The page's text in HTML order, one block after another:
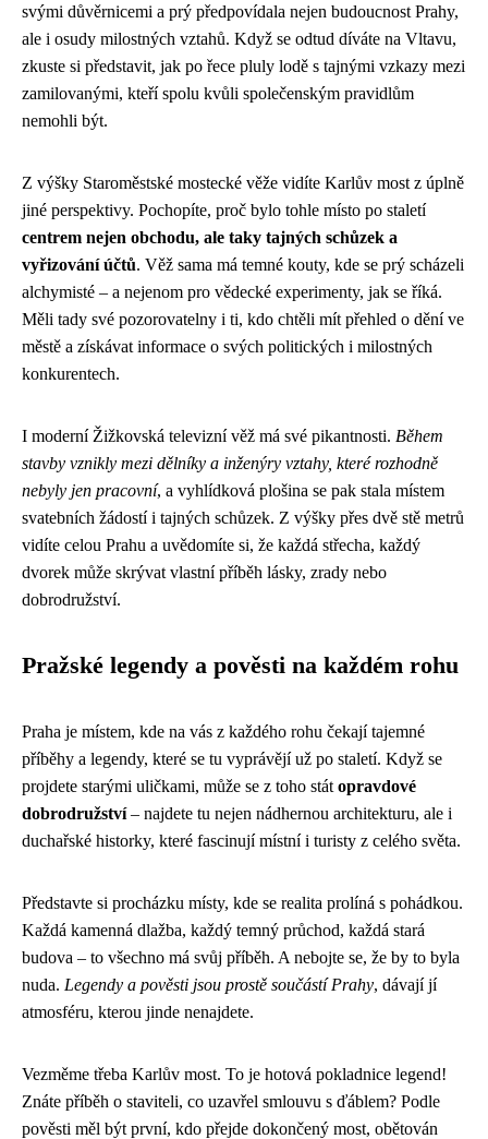
svými důvěrnicemi a prý předpovídala nejen budoucnost Prahy,
ale i osudy milostných vztahů. Když se odtud díváte na Vltavu,
zkuste si představit, jak po řece pluly lodě s tajnými vzkazy mezi
zamilovanými, kteří spolu kvůli společenským pravidlům
nemohli být.
Z výšky Staroměstské mostecké věže vidíte Karlův most z úplně
jiné perspektivy. Pochopíte, proč bylo tohle místo po staletí
centrem nejen obchodu, ale taky tajných schůzek a
vyřizování účtů. Věž sama má temné kouty, kde se prý scházeli
alchymisté – a nejenom pro vědecké experimenty, jak se říká.
Měli tady své pozorovatelny i ti, kdo chtěli mít přehled o dění ve
městě a získávat informace o svých politických i milostných
konkurentech.
I moderní Žižkovská televizní věž má své pikantnosti. Během
stavby vznikly mezi dělníky a inženýry vztahy, které rozhodně
nebyly jen pracovní, a vyhlídková plošina se pak stala místem
svatebních žádostí i tajných schůzek. Z výšky přes dvě stě metrů
vidíte celou Prahu a uvědomíte si, že každá střecha, každý
dvorek může skrývat vlastní příběh lásky, zrady nebo
dobrodružství.
Pražské legendy a pověsti na každém rohu
Praha je místem, kde na vás z každého rohu čekají tajemné
příběhy a legendy, které se tu vyprávějí už po staletí. Když se
projdete starými uličkami, může se z toho stát opravdové
dobrodružství– najdete tu nejen nádhernou architekturu, ale i
duchařské historky, které fascinují místní i turisty z celého světa.
Představte si procházku místy, kde se realita prolíná s pohádkou.
Každá kamenná dlažba, každý temný průchod, každá stará
budova – to všechno má svůj příběh. A nebojte se, že by to byla
nuda. Legendy a pověsti jsou prostě součástí Prahy, dávají jí
atmosféru, kterou jinde nenajdete.
Vezměme třeba Karlův most. To je hotová pokladnice legend!
Znáte příběh o staviteli, co uzavřel smlouvu s ďáblem? Podle
pověsti měl být první, kdo přejde dokončený most, obětován